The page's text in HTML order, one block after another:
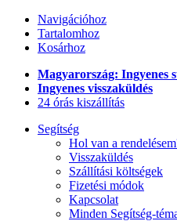
Navigációhoz
Tartalomhoz
Kosárhoz
Magyarország: Ingyenes
Ingyenes visszaküldés
24 órás kiszállítás
Segítség
Hol van a
Visszaküldés
Szállítási költségek
Fizetési módok
Kapcsolat
Minden Segítség-